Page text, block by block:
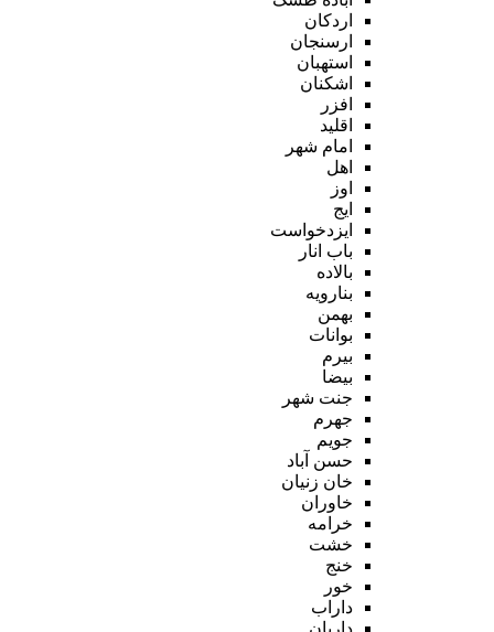
اردکان
ارسنجان
استهبان
اشکنان
افزر
اقلید
امام شهر
اهل
اوز
ایج
ایزدخواست
باب انار
بالاده
بنارویه
بهمن
بوانات
بیرم
بیضا
جنت شهر
جهرم
جویم
حسن آباد
خان زنیان
خاوران
خرامه
خشت
خنج
خور
داراب
داریان